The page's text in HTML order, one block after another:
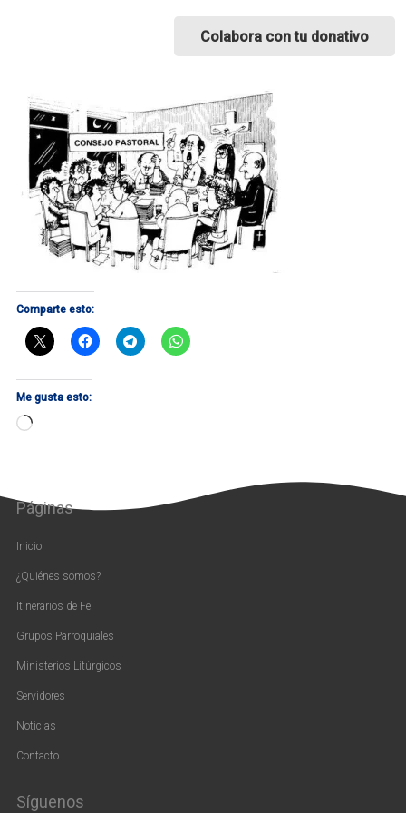
Colabora con tu donativo
Comparte esto:
Me gusta esto:
Cargando...
Páginas
Inicio
¿Quiénes somos?
Itinerarios de Fe
Grupos Parroquiales
Ministerios Litúrgicos
Servidores
Noticias
Contacto
Síguenos